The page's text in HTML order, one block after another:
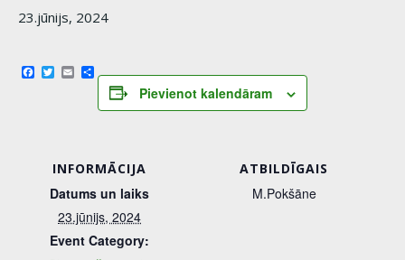
23.jūnijs, 2024
Facebook
Twitter
EmailShare
Pievienot kalendāram
INFORMĀCIJA
Datums un laiks
23.jūnijs, 2024
Event Category:
ATBILDĪGAIS
M.Pokšāne